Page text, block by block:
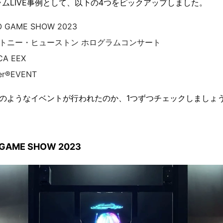
LIVE事例として、以下の4つをピックアップしました。
GAME SHOW 2023
ニー・ヒューストン ホログラムコンサート
EEX
ようなイベントが行われたのか、1つずつチェックしましょ
SHOW 2023